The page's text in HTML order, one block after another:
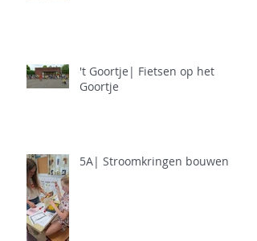
't Goortje| Fietsen op het
Goortje
5A| Stroomkringen bouwen